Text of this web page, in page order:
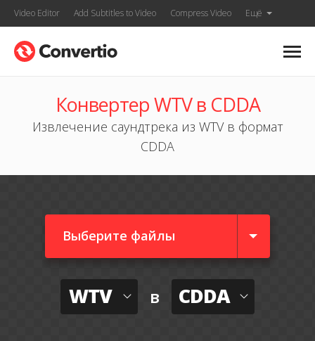
Video Editor Add Subtitles to Video Compress Video Ещё
Конвертер WTV в CDDA
Извлечение саундтрека из WTV в формат
CDDA
Выберите файлы
WTV в CDDA